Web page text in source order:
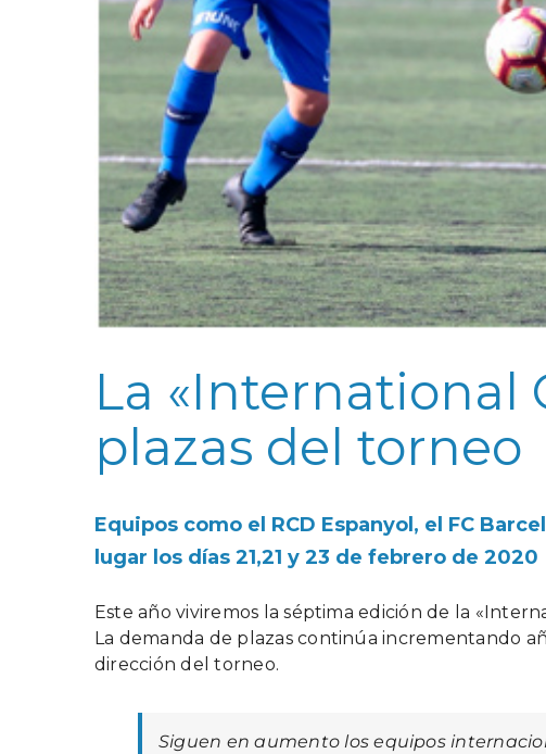
La «International
plazas del torneo
Equipos como el RCD Espanyol, el FC
lugar los días 21,21 y 23 de febrero de 2020
Este año viviremos la séptima edición de la
La demanda de plazas continúa incrementando
dirección del torneo.
Siguen en aumento los equipos